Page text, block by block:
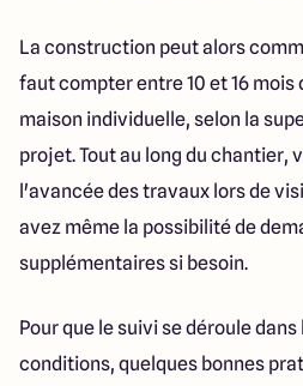
La construction peut alors
faut compter entre 10 et 16 mois
maison individuelle, selon la
projet. Tout au long du chantier,
l'avancée des travaux lors de
avez même la possibilité de
supplémentaires si besoin.
Pour que le suivi se déroule
conditions, quelques bonnes